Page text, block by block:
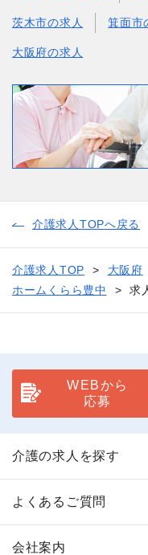
茨木市の求人 箕面市
大阪府の求人
介護求人TOPへ戻る
介護求人TOP 大阪府
ホームくらら豊中
求
WEBから
応募
介護の求人を探す
よくあるご質問
会社案内